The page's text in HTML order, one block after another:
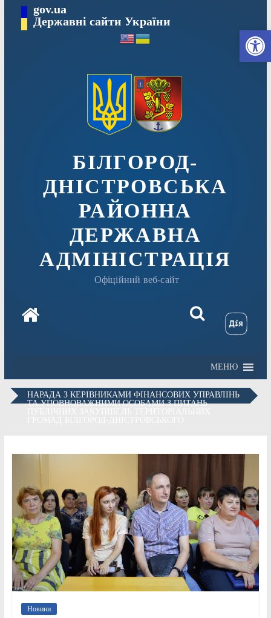
вмісту
gov.ua
Державні сайти України
БІЛГОРОД-
ДНІСТРОВСЬКА
РАЙОННА
ДЕРЖАВНА
АДМІНІСТРАЦІЯ
Офіційний веб-сайт
МЕНЮ
НАРАДА З КЕРІВНИКАМИ ФІНАНСОВИХ УПРАВЛІНЬ
ТА УПОВНОВАЖНИМИ ОСОБАМИ З ПИТАНЬ
Новини